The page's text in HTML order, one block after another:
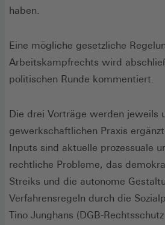
haben.
Eine mögliche gesetzliche
Arbeitskampfrechts wird
politischen Runde kommentiert.
Die drei Vorträge werden jeweils
gewerkschaftlichen Praxis
Inputs sind aktuelle prozessuale
rechtliche Probleme, das
Streiks und die autonome
Verfahrensregeln durch die
Tino Junghans (DGB-